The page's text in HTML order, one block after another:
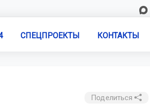
СПЕЦПРОЕКТЫ КОНТАКТЫ
Поделиться